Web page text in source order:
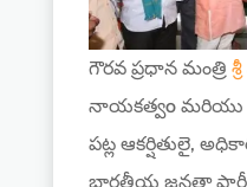
గౌరవ ప్రధాన మంత్రి
నాయకత్వo మరియు
పట్ల ఆకర్షితులై,
భారతీయ జనతా